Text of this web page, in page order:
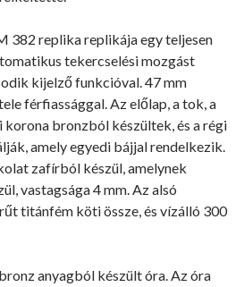
382 replika replikája egy teljesen
tekercselési mozgást
kijelző funkcióval. 47 mm
férfiassággal. Az előlap, a tok, a
korona bronzból készültek, és a régi
amely egyedi bájjal rendelkezik.
zafírból készül, amelynek
vastagsága 4 mm. Az alsó
titánfém köti össze, és vízálló 300
anyagból készült óra. Az óra